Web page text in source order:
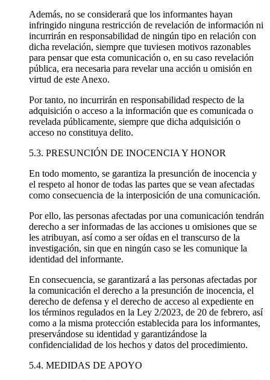
Además, no se considerará que los informantes hayan
infringido ninguna restricción de revelación de información ni
incurrirán en responsabilidad de ningún tipo en relación con
dicha revelación, siempre que tuviesen motivos razonables
para pensar que esta comunicación o, en su caso revelación
pública, era necesaria para revelar una acción u omisión en
virtud de este Anexo.
Por tanto, no incurrirán en responsabilidad respecto de la
adquisición o acceso a la información que es comunicada o
revelada públicamente, siempre que dicha adquisición o
acceso no constituya delito.
5.3. PRESUNCIÓN DE INOCENCIA Y HONOR
En todo momento, se garantiza la presunción de inocencia y
el respeto al honor de todas las partes que se vean afectadas
como consecuencia de la interposición de una comunicación.
Por ello, las personas afectadas por una comunicación tendrán
derecho a ser informadas de las acciones u omisiones que se
les atribuyan, así como a ser oídas en el transcurso de la
investigación, sin que en ningún caso se les comunique la
identidad del informante.
En consecuencia, se garantizará a las personas afectadas por
la comunicación el derecho a la presunción de inocencia, el
derecho de defensa y el derecho de acceso al expediente en
los términos regulados en la Ley 2/2023, de 20 de febrero, así
como a la misma protección establecida para los informantes,
preservándose su identidad y garantizándose la
confidencialidad de los hechos y datos del procedimiento.
5.4. MEDIDAS DE APOYO